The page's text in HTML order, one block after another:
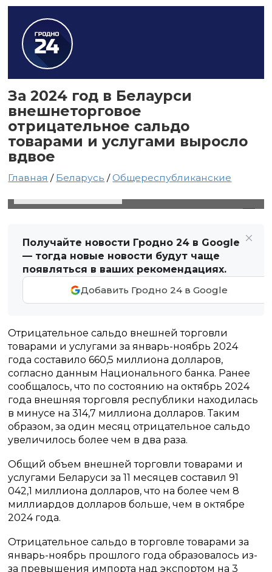
За 2024 год в Белаурси
внешнеторговое
отрицательное сальдо
товарами и услугами выросло
вдвое
Главная / Беларусь /Общереспубликанские
Получайте новости Гродно 24 в Google
— тогда новые новости будут чаще
появляться в ваших рекомендациях.
Добавить Гродно 24 в Google
Отрицательное сальдо внешней торговли
товарами и услугами за январь-ноябрь 2024
года составило 660,5 миллиона долларов,
согласно данным Национального банка. Ранее
сообщалось, что по состоянию на октябрь 2024
года внешняя торговля республики находилась
в минусе на 314,7 миллиона долларов. Таким
образом, за один месяц отрицательное сальдо
увеличилось более чем в два раза.
Общий объем внешней торговли товарами и
услугами Беларуси за 11 месяцев составил 91
042,1 миллиона долларов, что на более чем 8
миллиардов долларов больше, чем в октябре
2024 года.
Отрицательное сальдо в торговле товарами за
январь-ноябрь прошлого года образовалось из-
за превышения импорта над экспортом на 3